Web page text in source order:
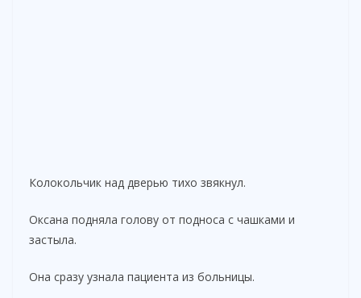
Колокольчик над дверью тихо звякнул.
Оксана подняла голову от подноса с чашками и
застыла.
Она сразу узнала пациента из больницы.